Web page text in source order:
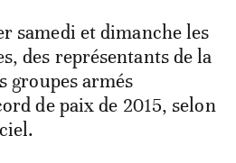
samedi et dimanche les
des représentants de la
groupes armés
de paix de 2015, selon